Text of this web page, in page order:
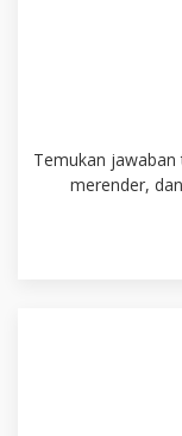
Temukan
merender,